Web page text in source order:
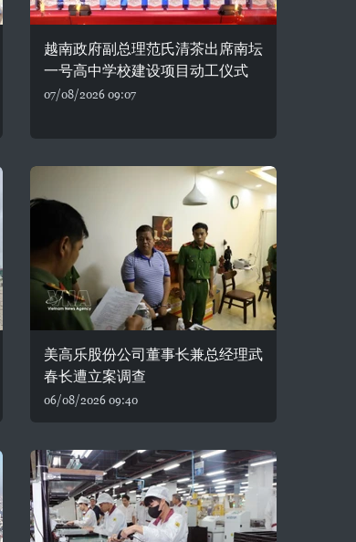
越南政府副总理范氏清茶出席南坛
一号高中学校建设项目动工仪式
07/08/2026 09:07
美高乐股份公司董事长兼总经理武
春长遭立案调查
06/08/2026 09:40